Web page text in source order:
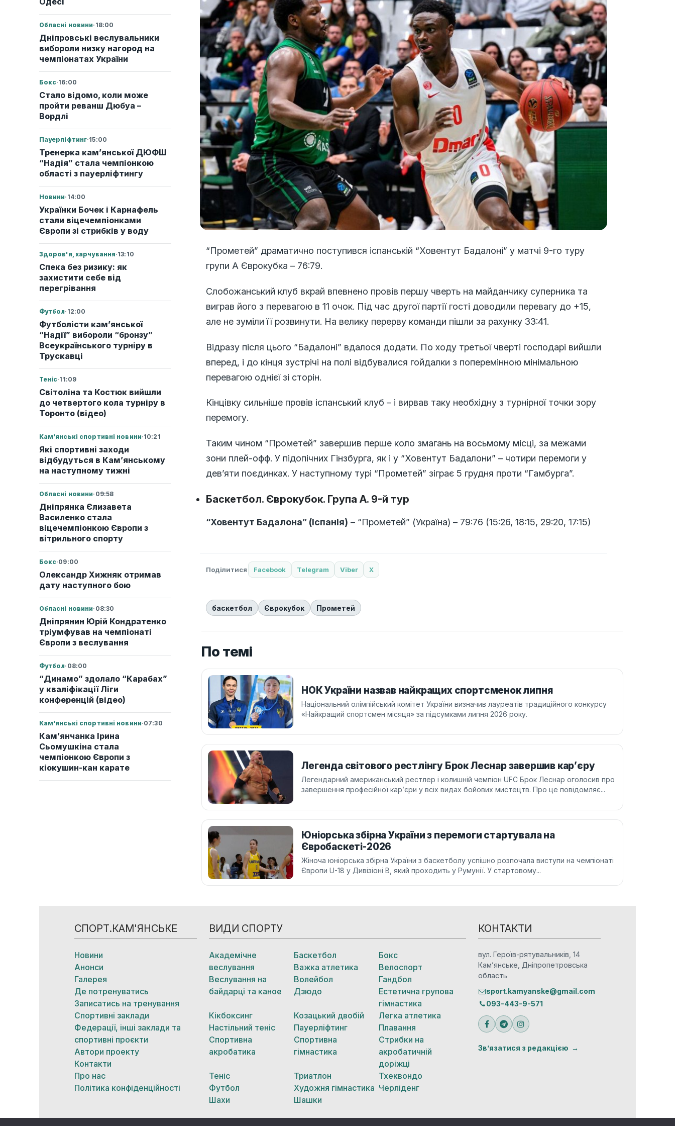
Обласні новини· 18:00
Дніпровські веслувальники
вибороли низку нагород на
чемпіонатах України
Бокс·16:00
Стало відомо, коли може
пройти реванш Дюбуа –
Вордлі
Пауерліфтинг·15:00
Тренерка кам’янської ДЮФШ
“Надія” стала чемпіонкою
області з пауерліфтингу
Новини· 14:00
Українки Бочек і Карнафель
стали віцечемпіонками
Європи зі стрибків у воду
Здоров'я, харчування·13:10
Спека без ризику: як
захистити себе від
перегрівання
Футбол· 12:00
Футболісти кам’янської
“Надії” вибороли “бронзу”
Всеукраїнського турніру в
Трускавці
Теніс·11:09
Світоліна та Костюк вийшли
до четвертого кола турніру в
Торонто (відео)
Кам'янські спортивні новини·10:21
Які спортивні заходи
відбудуться в Кам’янському
на наступному тижні
Обласні новини· 09:58
Дніпрянка Єлизавета
Василенко стала
віцечемпіонкою Європи з
вітрильного спорту
Бокс·09:00
Олександр Хижняк отримав
дату наступного бою
Обласні новини· 08:30
Дніпрянин Юрій Кондратенко
тріумфував на чемпіонаті
Європи з веслування
Футбол· 08:00
“Динамо” здолало “Карабах”
у кваліфікації Ліги
конференцій (відео)
Кам'янські спортивні новини·07:30
Кам’янчанка Ірина
Сьомушкіна стала
чемпіонкою Європи з
кіокушин-кан карате
“Прометей” драматично поступився іспанській “Ховентут Бадалоні” у матчі 9-го туру
групи А Єврокубка – 76:79.
Слобожанський клуб вкрай впевнено провів першу чверть на майданчику суперника та
виграв його з перевагою в 11 очок. Під час другої партії гості доводили перевагу до +15,
але не зуміли її розвинути. На велику перерву команди пішли за рахунку 33:41.
Відразу після цього “Бадалоні” вдалося додати. По ходу третьої чверті господарі вийшли
вперед, і до кінця зустрічі на полі відбувалися гойдалки з поперемінною мінімальною
перевагою однієї зі сторін.
Кінцівку сильніше провів іспанський клуб – і вирвав таку необхідну з турнірної точки зору
перемогу.
Таким чином “Прометей” завершив перше коло змагань на восьмому місці, за межами
зони плей-офф. У підопічних Гінзбурга, як і у “Ховентут Бадалони” – чотири перемоги у
дев’яти поєдинках. У наступному турі “Прометей” зіграє 5 грудня проти “Гамбурга”.
Баскетбол. Єврокубок. Група А. 9-й тур
“Ховентут Бадалона” (Іспанія) – “Прометей” (Україна) – 79:76 (15:26, 18:15, 29:20, 17:15)
Поділитися Facebook Telegram Viber X
баскетбол Єврокубок Прометей
По темі
НОК України назвав найкращих спортсменок липня
Національний олімпійський комітет України визначив лауреатів традиційного конкурсу
«Найкращий спортсмен місяця» за підсумками липня 2026 року.
Легенда світового рестлінгу Брок Леснар завершив кар’єру
Легендарний американський рестлер і колишній чемпіон UFC Брок Леснар оголосив про
завершення професійної кар’єри у всіх видах бойових мистецтв. Про це повідомляє...
Юніорська збірна України з перемоги стартувала на
Євробаскеті-2026
Жіноча юніорська збірна України з баскетболу успішно розпочала виступи на чемпіонаті
Європи U-18 у Дивізіоні B, який проходить у Румунії. У стартовому...
СПОРТ.КАМ'ЯНСЬКЕ
Новини
Анонси
Галерея
Де потренуватись
Записатись на тренування
Спортивні заклади
Федерації, інші заклади та
спортивні проєкти
Автори проекту
Контакти
Про нас
Політика конфіденційності
ВИДИ СПОРТУ
Академічне
веслування
Баскетбол
Бокс
Важка атлетика
Велоспорт
Веслування на
байдарці та каное
Волейбол
Гандбол
Дзюдо
Естетична групова
гімнастика
Кікбоксинг
Козацький двобій
Легка атлетика
Настільний теніс
Пауерліфтинг
Плавання
Спортивна
акробатика
Спортивна
гімнастика
Стрибки на
акробатичній
доріжці
Теніс
Триатлон
Тхеквондо
Футбол
Художня гімнастика Черліденг
Шахи
Шашки
КОНТАКТИ
вул. Героїв-рятувальників, 14
Кам’янське, Дніпропетровська
область
sport.kamyanske@gmail.com
093-443-9-571
Зв’язатися з редакцією